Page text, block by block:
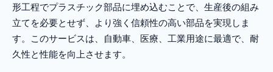
形工程でプラスチック部品に埋め込むことで、生産後の組み
立てを必要とせず、より強く信頼性の高い部品を実現しま
す。このサービスは、自動車、医療、工業用途に最適で、耐
久性と性能を向上させます。